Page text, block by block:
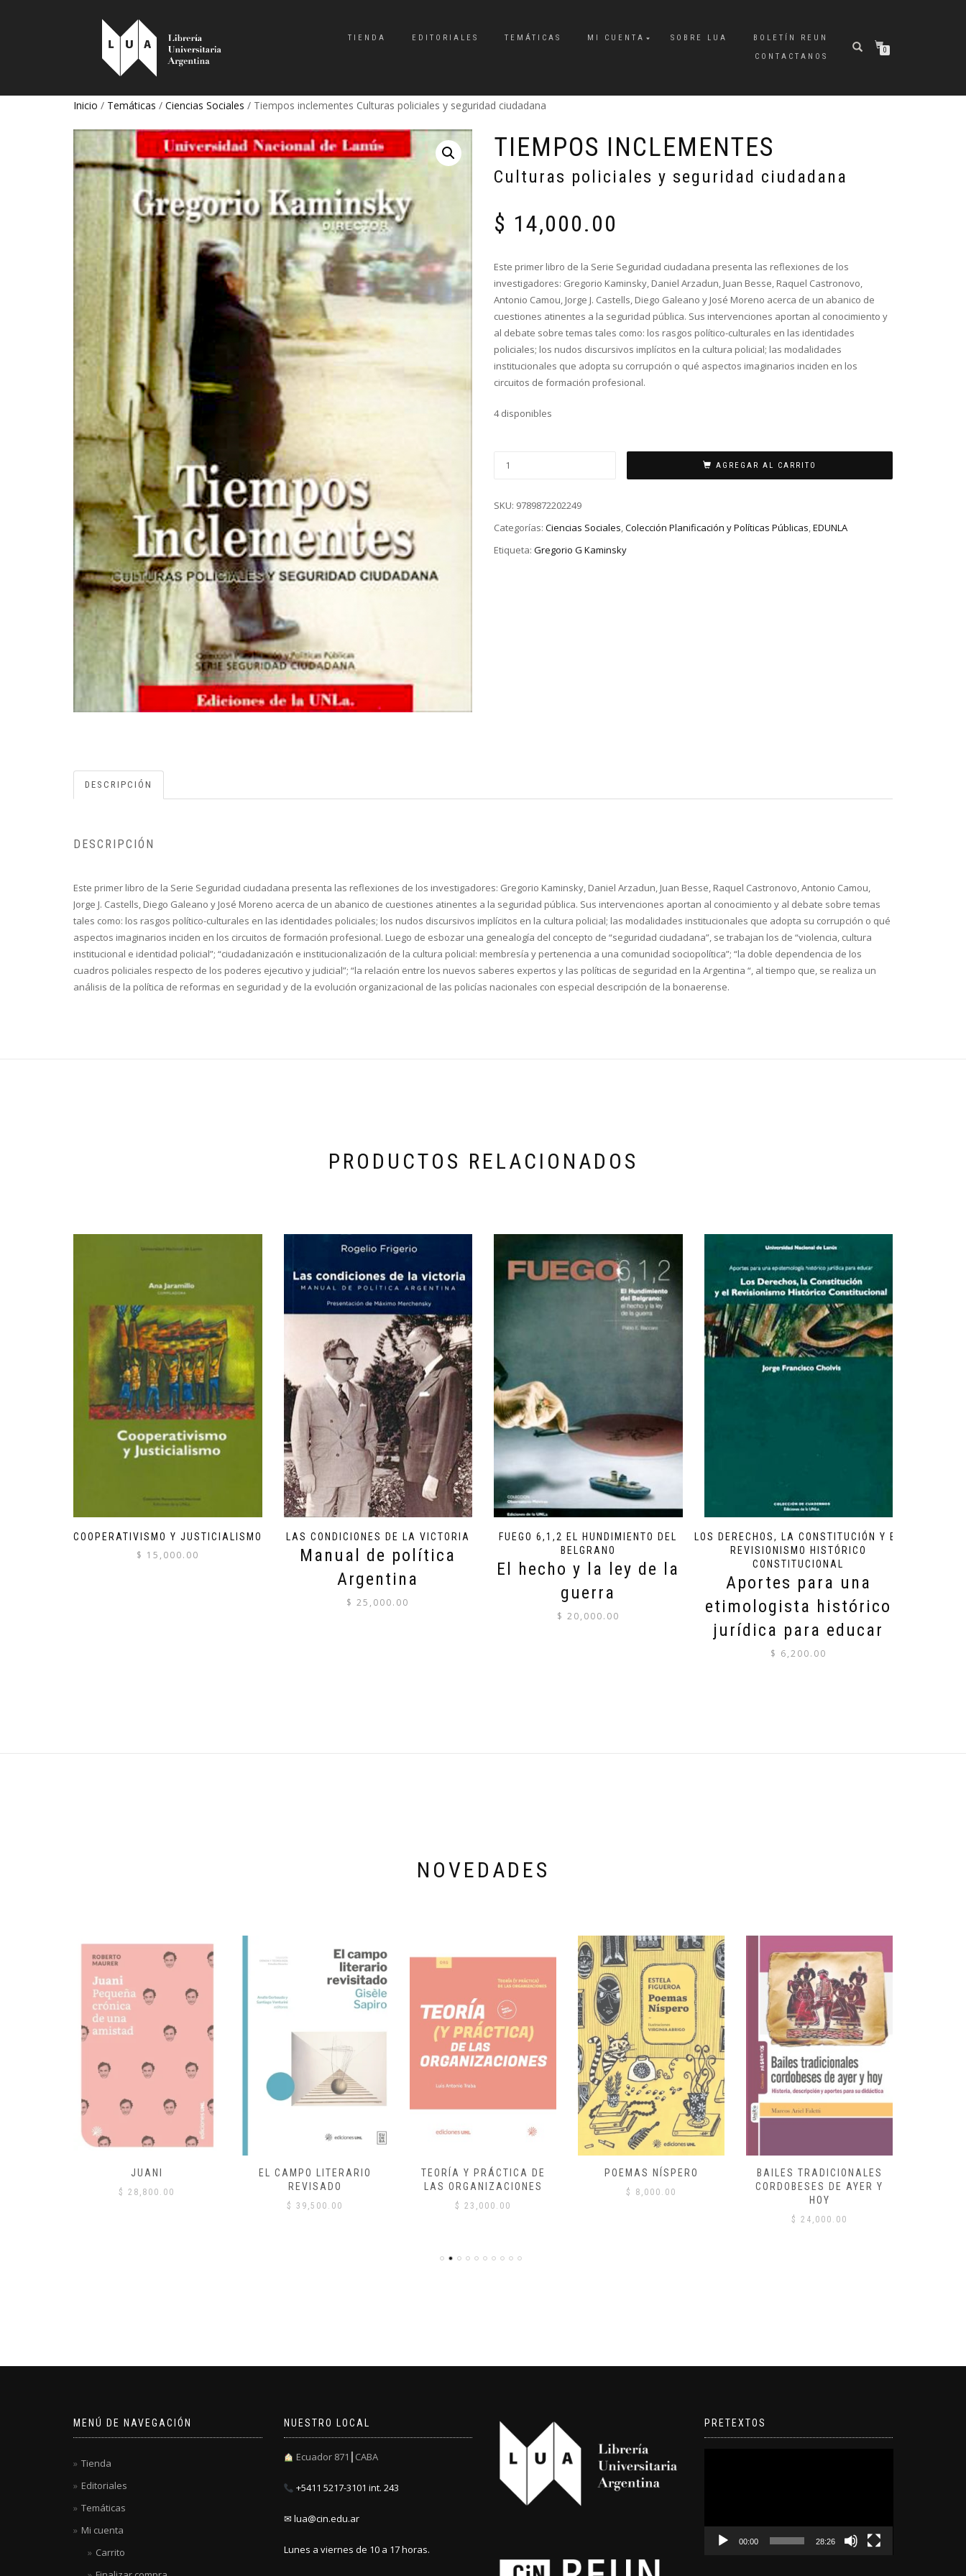
TIENDA EDITORIALES TEMÁTICAS MI CUENTA SOBRE LUA
BOLETÍN REUN
CONTACTANOS
0
Inicio / Temáticas / Ciencias Sociales / Tiempos inclementes Culturas policiales y seguridad ciudadana
TIEMPOS INCLEMENTES
Culturas policiales y seguridad ciudadana
$ 14,000.00
Este primer libro de la Serie Seguridad ciudadana presenta las reflexiones de los
investigadores: Gregorio Kaminsky, Daniel Arzadun, Juan Besse, Raquel Castronovo,
Antonio Camou, Jorge J. Castells, Diego Galeano y José Moreno acerca de un abanico de
cuestiones atinentes a la seguridad pública. Sus intervenciones aportan al conocimiento y
al debate sobre temas tales como: los rasgos político-culturales en las identidades
policiales; los nudos discursivos implícitos en la cultura policial; las modalidades
institucionales que adopta su corrupción o qué aspectos imaginarios inciden en los
circuitos de formación profesional.
4 disponibles
AGREGAR AL CARRITO
SKU: 9789872202249
Categorías: Ciencias Sociales,Colección Planificación y Políticas Públicas,EDUNLA
Etiqueta: Gregorio G Kaminsky
DESCRIPCIÓN
DESCRIPCIÓN
Este primer libro de la Serie Seguridad ciudadana presenta las reflexiones de los investigadores: Gregorio Kaminsky, Daniel Arzadun, Juan Besse, Raquel Castronovo, Antonio Camou,
Jorge J. Castells, Diego Galeano y José Moreno acerca de un abanico de cuestiones atinentes a la seguridad pública. Sus intervenciones aportan al conocimiento y al debate sobre temas
tales como: los rasgos político-culturales en las identidades policiales; los nudos discursivos implícitos en la cultura policial; las modalidades institucionales que adopta su corrupción o qué
aspectos imaginarios inciden en los circuitos de formación profesional. Luego de esbozar una genealogía del concepto de “seguridad ciudadana”, se trabajan los de “violencia, cultura
institucional e identidad policial”; “ciudadanización e institucionalización de la cultura policial: membresía y pertenencia a una comunidad sociopolítica”; “la doble dependencia de los
cuadros policiales respecto de los poderes ejecutivo y judicial”; “la relación entre los nuevos saberes expertos y las políticas de seguridad en la Argentina “, al tiempo que, se realiza un
análisis de la política de reformas en seguridad y de la evolución organizacional de las policías nacionales con especial descripción de la bonaerense.
PRODUCTOS RELACIONADOS
COOPERATIVISMO Y JUSTICIALISMO
$ 15,000.00
LAS CONDICIONES DE LA VICTORIA
Manual de política
Argentina
$ 25,000.00
FUEGO 6,1,2 EL HUNDIMIENTO DEL
BELGRANO
El hecho y la ley de la
guerra
$ 20,000.00
LOS DERECHOS, LA CONSTITUCIÓN Y EL
REVISIONISMO HISTÓRICO
CONSTITUCIONAL
Aportes para una
etimologista histórico
jurídica para educar
$ 6,200.00
NOVEDADES
JUANI
$ 28,800.00
EL CAMPO LITERARIO
REVISADO
$ 39,500.00
TEORÍA Y PRÁCTICA DE
LAS ORGANIZACIONES
$ 23,000.00
POEMAS NÍSPERO
$ 8,000.00
BAILES TRADICIONALES
CORDOBESES DE AYER Y
HOY
$ 24,000.00
MENÚ DE NAVEGACIÓN
Tienda
Editoriales
Temáticas
Mi cuenta
Carrito
NUESTRO LOCAL
Ecuador 871┃CABA
+5411 5217-3101 int. 243
✉ lua@cin.edu.ar
Lunes a viernes de 10 a 17 horas.
PRETEXTOS
00:00 28:26